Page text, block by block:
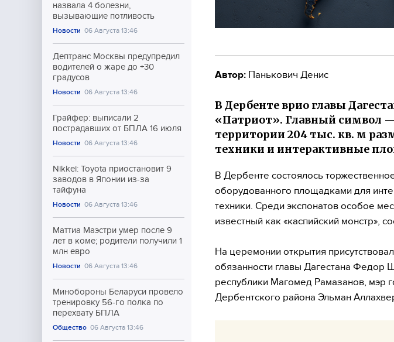
назвала 4 болезни,
вызывающие потливость
Новости 06 Августа 13:46
Дептранс Москвы предупредил
водителей о жаре до +30
градусов
Новости 06 Августа 13:46
Грайфер: выписали 2
пострадавших от БПЛА 16 июля
Новости 06 Августа 13:46
Nikkei: Toyota приостановит 9
заводов в Японии из-за
тайфуна
Новости 06 Августа 13:46
Маттиа Маэстри умер после 9
лет в коме; родители получили 1
млн евро
Новости 06 Августа 13:46
Минобороны Беларуси провело
тренировку 56-го полка по
перехвату БПЛА
Общество 06 Августа 13:46
Автор: Панькович Денис
В Дербенте врио главы
«Патриот». Главный символ
территории 204 тыс. кв. м
техники и интерактивные
В Дербенте состоялось
оборудованного площадками для
техники. Среди экспонатов особое
известный как «каспийский монстр»,
На церемонии открытия
обязанности главы Дагестана Федор
республики Магомед Рамазанов, мэр
Дербентского района Эльман